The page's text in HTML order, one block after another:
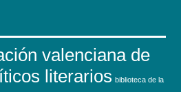
valenciana de
literarios biblioteca de la